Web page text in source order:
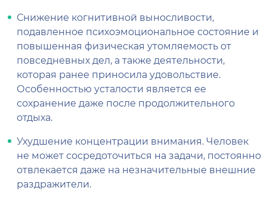
Снижение когнитивной выносливости,
подавленное психоэмоциональное состояние и
повышенная физическая утомляемость от
повседневных дел, а также деятельности,
которая ранее приносила удовольствие.
Особенностью усталости является ее
сохранение даже после продолжительного
отдыха.
Ухудшение концентрации внимания. Человек
не может сосредоточиться на задачи, постоянно
отвлекается даже на незначительные внешние
раздражители.